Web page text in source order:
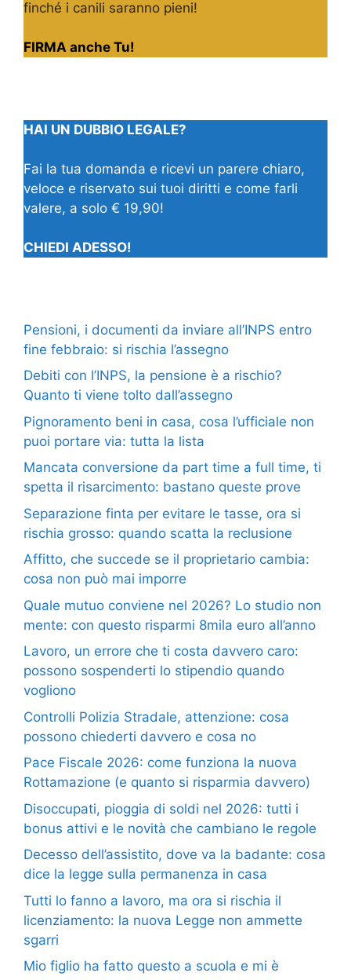
finché i canili saranno pieni!
FIRMA anche Tu!
HAI UN DUBBIO LEGALE?
Fai la tua domanda e ricevi un parere chiaro,
veloce e riservato sui tuoi diritti e come farli
valere, a solo € 19,90!
CHIEDI ADESSO!
Pensioni, i documenti da inviare all’INPS entro
fine febbraio: si rischia l’assegno
Debiti con l’INPS, la pensione è a rischio?
Quanto ti viene tolto dall’assegno
Pignoramento beni in casa, cosa l’ufficiale non
puoi portare via: tutta la lista
Mancata conversione da part time a full time, ti
spetta il risarcimento: bastano queste prove
Separazione finta per evitare le tasse, ora si
rischia grosso: quando scatta la reclusione
Affitto, che succede se il proprietario cambia:
cosa non può mai imporre
Quale mutuo conviene nel 2026? Lo studio non
mente: con questo risparmi 8mila euro all’anno
Lavoro, un errore che ti costa davvero caro:
possono sospenderti lo stipendio quando
vogliono
Controlli Polizia Stradale, attenzione: cosa
possono chiederti davvero e cosa no
Pace Fiscale 2026: come funziona la nuova
Rottamazione (e quanto si risparmia davvero)
Disoccupati, pioggia di soldi nel 2026: tutti i
bonus attivi e le novità che cambiano le regole
Decesso dell’assistito, dove va la badante: cosa
dice la legge sulla permanenza in casa
Tutti lo fanno a lavoro, ma ora si rischia il
licenziamento: la nuova Legge non ammette
sgarri
Mio figlio ha fatto questo a scuola e mi è